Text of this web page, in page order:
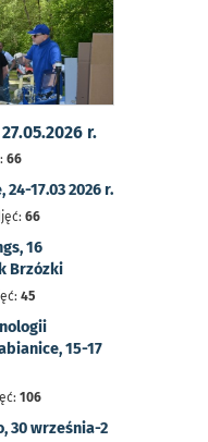
r.
66
24-17.03 2026 r.
66
16
Brzózki
45
15-17
106
30 września-2